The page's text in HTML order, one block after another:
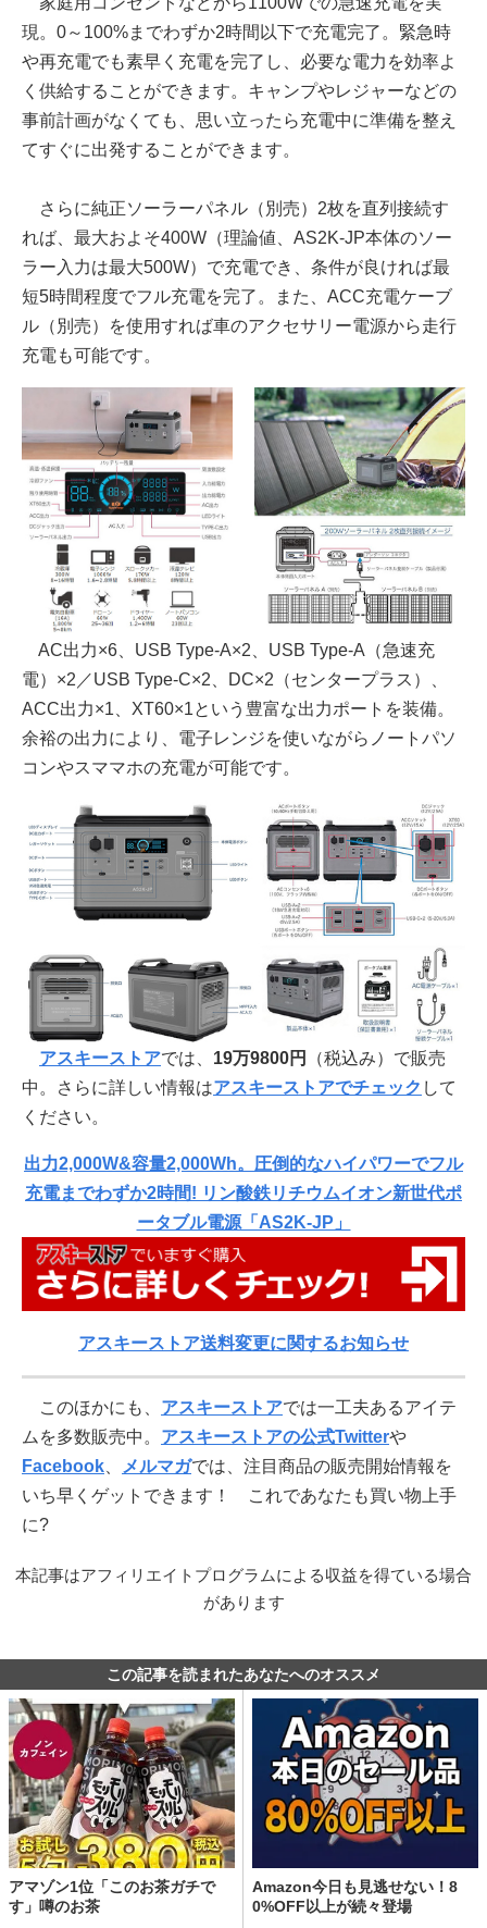
現。0～100%までわずか2時間以下で充電完了。緊急時
や再充電でも素早く充電を完了し、必要な電力を効率よ
く供給することができます。キャンプやレジャーなどの
事前計画がなくても、思い立ったら充電中に準備を整え
てすぐに出発することができます。
さらに純正ソーラーパネル（別売）2枚を直列接続す
れば、最大およそ400W（理論値、AS2K-JP本体のソー
ラー入力は最大500W）で充電でき、条件が良ければ最
短5時間程度でフル充電を完了。また、ACC充電ケーブ
ル（別売）を使用すれば車のアクセサリー電源から走行
充電も可能です。
AC出力×6、USB Type-A×2、USB Type-A（急速充
電）×2／USB Type-C×2、DC×2（センタープラス）、
ACC出力×1、XT60×1という豊富な出力ポートを装備。
余裕の出力により、電子レンジを使いながらノートパソ
コンやスママホの充電が可能です。
アスキーストアでは、 19万9800円
（税込み）で販売
中。さらに詳しい情報はアスキーストアでチェック して
ください。
出力2,000W&容量2,000Wh。圧倒的なハイパワーでフル
充電までわずか2時間! リン酸鉄リチウムイオン新世代ポ
ータブル電源「AS2K-JP」
アスキーストア送料変更に関するお知らせ
このほかにも、 アスキーストアでは一工夫あるアイテ
ムを多数販売中。 アスキーストアの公式Twitterや
Facebook
メルマガでは、注目商品の販売開始情報を
いち早くゲットできます！ これであなたも買い物上手
に?
本記事はアフィリエイトプログラムによる収益を得ている場合
があります
この記事を読まれたあなたへのオススメ
アマゾン1位「このお茶ガチで
す」噂のお茶
Amazon今日も見逃せない！8
0%OFF以上が続々登場